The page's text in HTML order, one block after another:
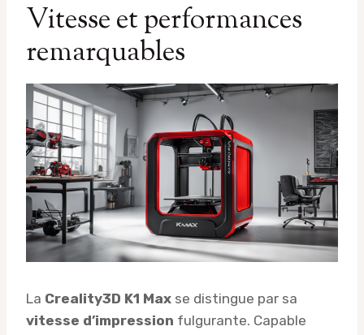
Vitesse et performances
remarquables
La Creality3D K1 Max se distingue par sa
vitesse d’impression fulgurante. Capable